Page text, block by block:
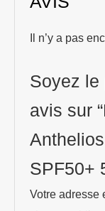
Il n’y a pas
Soyez le
avis sur
SPF50+
Votre adresse